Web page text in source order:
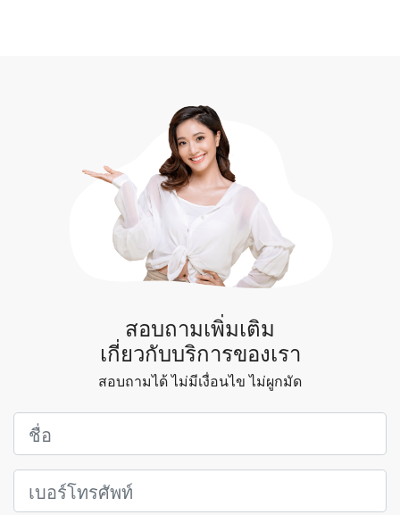
สอบถามเพิ่มเติม
เกี่ยวกับบริการของเรา
สอบถามได้ ไม่มีเงื่อนไข ไม่ผูกมัด